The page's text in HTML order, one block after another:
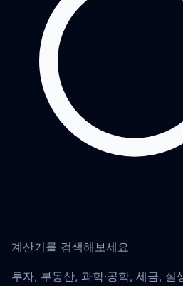
계산기를 검색해보세요
투자, 부동산, 과학·공학, 세금,